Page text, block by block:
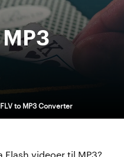
to MP3 Converter